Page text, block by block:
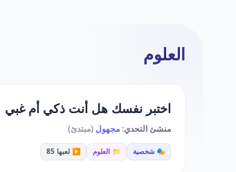
العلوم
اختبر نفسك هل أنت ذكي أم غبي
منشئ التحدي:مجهول (مبتدئ)
🎭 شخصية 📁 العلوم ▶️ لعبها 85